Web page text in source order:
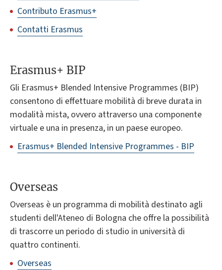
Contributo Erasmus+
Contatti Erasmus
Erasmus+ BIP
Gli Erasmus+ Blended Intensive Programmes (BIP)
consentono di effettuare mobilità di breve durata in
modalità mista, ovvero attraverso una componente
virtuale e una in presenza, in un paese europeo.
Erasmus+ Blended Intensive Programmes - BIP
Overseas
Overseas è un programma di mobilità destinato agli
studenti dell'Ateneo di Bologna che offre la possibilità
di trascorre un periodo di studio in università di
quattro continenti.
Overseas